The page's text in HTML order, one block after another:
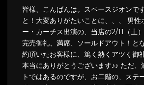
皆様、こんばんは。スペースジオンで
と！大変ありがたいことに、、、 男性
ー・カーチス出演の、当店の2/11（土
完売御礼、満席、ソールドアウト！と
約頂いたお客様に、篤く熱くアツく御
本当にありがとうございます♪♪ ただ、
トではあるのですが、お二階の、ステ